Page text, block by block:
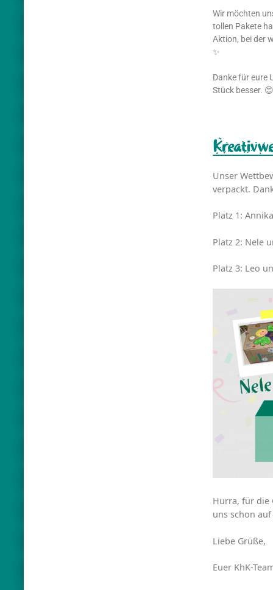
Wir möchten
tollen Pakete
Aktion, bei der
✨
Danke für eure
Stück besser. 😊
Unser
verpackt.
Platz 1:
Platz 2: Nele
Platz 3: Leo
Hurra, für die
uns schon
Liebe Grüße,
Euer KhK-